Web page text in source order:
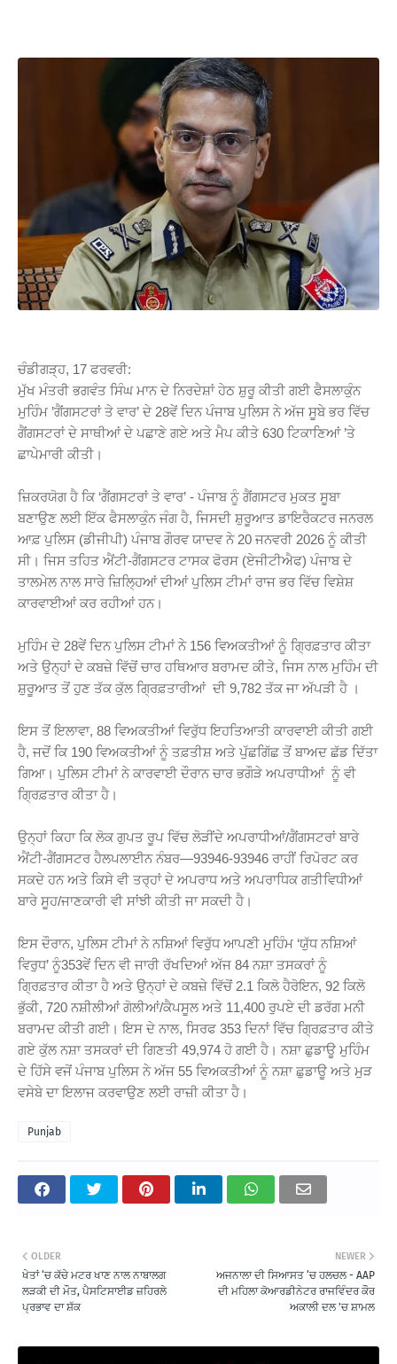
ਚੰਡੀਗੜ੍ਹ, 17 ਫਰਵਰੀ:
ਮੁੱਖ ਮੰਤਰੀ ਭਗਵੰਤ ਸਿੰਘ ਮਾਨ ਦੇ ਨਿਰਦੇਸ਼ਾਂ ਹੇਠ ਸ਼ੁਰੂ ਕੀਤੀ ਗਈ ਫੈਸਲਾਕੁੰਨ
ਮੁਹਿੰਮ ’ਗੈਂਗਸਟਰਾਂ ਤੇ ਵਾਰ’ ਦੇ 28ਵੇਂ ਦਿਨ ਪੰਜਾਬ ਪੁਲਿਸ ਨੇ ਅੱਜ ਸੂਬੇ ਭਰ ਵਿੱਚ
ਗੈਂਗਸਟਰਾਂ ਦੇ ਸਾਥੀਆਂ ਦੇ ਪਛਾਣੇ ਗਏ ਅਤੇ ਮੈਪ ਕੀਤੇ 630 ਟਿਕਾਣਿਆਂ ’ਤੇ
ਛਾਪੇਮਾਰੀ ਕੀਤੀ।
ਜ਼ਿਕਰਯੋਗ ਹੈ ਕਿ ‘ਗੈਂਗਸਟਰਾਂ ਤੇ ਵਾਰ’ - ਪੰਜਾਬ ਨੂੰ ਗੈਂਗਸਟਰ ਮੁਕਤ ਸੂਬਾ
ਬਣਾਉਣ ਲਈ ਇੱਕ ਫੈਸਲਾਕੁੰਨ ਜੰਗ ਹੈ, ਜਿਸਦੀ ਸ਼ੁਰੂਆਤ ਡਾਇਰੈਕਟਰ ਜਨਰਲ
ਆਫ਼ ਪੁਲਿਸ (ਡੀਜੀਪੀ) ਪੰਜਾਬ ਗੌਰਵ ਯਾਦਵ ਨੇ 20 ਜਨਵਰੀ 2026 ਨੂੰ ਕੀਤੀ
ਸੀ। ਜਿਸ ਤਹਿਤ ਐਂਟੀ-ਗੈਂਗਸਟਰ ਟਾਸਕ ਫੋਰਸ (ਏਜੀਟੀਐਫ) ਪੰਜਾਬ ਦੇ
ਤਾਲਮੇਲ ਨਾਲ ਸਾਰੇ ਜ਼ਿਲਿ੍ਹਆਂ ਦੀਆਂ ਪੁਲਿਸ ਟੀਮਾਂ ਰਾਜ ਭਰ ਵਿੱਚ ਵਿਸ਼ੇਸ਼
ਕਾਰਵਾਈਆਂ ਕਰ ਰਹੀਆਂ ਹਨ।
ਮੁਹਿੰਮ ਦੇ 28ਵੇਂ ਦਿਨ ਪੁਲਿਸ ਟੀਮਾਂ ਨੇ 156 ਵਿਅਕਤੀਆਂ ਨੂੰ ਗ੍ਰਿਫ਼ਤਾਰ ਕੀਤਾ
ਅਤੇ ਉਨ੍ਹਾਂ ਦੇ ਕਬਜ਼ੇ ਵਿੱਚੋਂ ਚਾਰ ਹਥਿਆਰ ਬਰਾਮਦ ਕੀਤੇ, ਜਿਸ ਨਾਲ ਮੁਹਿੰਮ ਦੀ
ਸ਼ੁਰੂਆਤ ਤੋਂ ਹੁਣ ਤੱਕ ਕੁੱਲ ਗ੍ਰਿਫ਼ਤਾਰੀਆਂ ਦੀ 9,782 ਤੱਕ ਜਾ ਅੱਪੜੀ ਹੈ ।
ਇਸ ਤੋਂ ਇਲਾਵਾ, 88 ਵਿਅਕਤੀਆਂ ਵਿਰੁੱਧ ਇਹਤਿਆਤੀ ਕਾਰਵਾਈ ਕੀਤੀ ਗਈ
ਹੈ, ਜਦੋਂ ਕਿ 190 ਵਿਅਕਤੀਆਂ ਨੂੰ ਤਫ਼ਤੀਸ਼ ਅਤੇ ਪੁੱਛਗਿੱਛ ਤੋਂ ਬਾਅਦ ਛੱਡ ਦਿੱਤਾ
ਗਿਆ। ਪੁਲਿਸ ਟੀਮਾਂ ਨੇ ਕਾਰਵਾਈ ਦੌਰਾਨ ਚਾਰ ਭਗੌੜੇ ਅਪਰਾਧੀਆਂ ਨੂੰ ਵੀ
ਗ੍ਰਿਫ਼ਤਾਰ ਕੀਤਾ ਹੈ।
ਉਨ੍ਹਾਂ ਕਿਹਾ ਕਿ ਲੋਕ ਗੁਪਤ ਰੂਪ ਵਿੱਚ ਲੋੜੀਂਦੇ ਅਪਰਾਧੀਆਂ/ਗੈਂਗਸਟਰਾਂ ਬਾਰੇ
ਐਂਟੀ-ਗੈਂਗਸਟਰ ਹੈਲਪਲਾਈਨ ਨੰਬਰ—93946-93946 ਰਾਹੀਂ ਰਿਪੋਰਟ ਕਰ
ਸਕਦੇ ਹਨ ਅਤੇ ਕਿਸੇ ਵੀ ਤਰ੍ਹਾਂ ਦੇ ਅਪਰਾਧ ਅਤੇ ਅਪਰਾਧਿਕ ਗਤੀਵਿਧੀਆਂ
ਬਾਰੇ ਸੂਹ/ਜਾਣਕਾਰੀ ਵੀ ਸਾਂਝੀ ਕੀਤੀ ਜਾ ਸਕਦੀ ਹੈ।
ਇਸ ਦੌਰਾਨ, ਪੁਲਿਸ ਟੀਮਾਂ ਨੇ ਨਸ਼ਿਆਂ ਵਿਰੁੱਧ ਆਪਣੀ ਮੁਹਿੰਮ ‘ਯੁੱਧ ਨਸ਼ਿਆਂ
ਵਿਰੁਧ’ ਨੂੰ353ਵੇਂ ਦਿਨ ਵੀ ਜਾਰੀ ਰੱਖਦਿਆਂ ਅੱਜ 84 ਨਸ਼ਾ ਤਸਕਰਾਂ ਨੂੰ
ਗ੍ਰਿਫ਼ਤਾਰ ਕੀਤਾ ਹੈ ਅਤੇ ਉਨ੍ਹਾਂ ਦੇ ਕਬਜ਼ੇ ਵਿੱਚੋਂ 2.1 ਕਿਲੋ ਹੈਰੋਇਨ, 92 ਕਿਲੋ
ਭੁੱਕੀ, 720 ਨਸ਼ੀਲੀਆਂ ਗੋਲੀਆਂ/ਕੈਪਸੂਲ ਅਤੇ 11,400 ਰੁਪਏ ਦੀ ਡਰੱਗ ਮਨੀ
ਬਰਾਮਦ ਕੀਤੀ ਗਈ। ਇਸ ਦੇ ਨਾਲ, ਸਿਰਫ 353 ਦਿਨਾਂ ਵਿੱਚ ਗ੍ਰਿਫ਼ਤਾਰ ਕੀਤੇ
ਗਏ ਕੁੱਲ ਨਸ਼ਾ ਤਸਕਰਾਂ ਦੀ ਗਿਣਤੀ 49,974 ਹੋ ਗਈ ਹੈ। ਨਸ਼ਾ ਛੁਡਾਊ ਮੁਹਿੰਮ
ਦੇ ਹਿੱਸੇ ਵਜੋਂ ਪੰਜਾਬ ਪੁਲਿਸ ਨੇ ਅੱਜ 55 ਵਿਅਕਤੀਆਂ ਨੂੰ ਨਸ਼ਾ ਛੁਡਾਊ ਅਤੇ ਮੁੜ
ਵਸੇਬੇ ਦਾ ਇਲਾਜ ਕਰਵਾਉਣ ਲਈ ਰਾਜ਼ੀ ਕੀਤਾ ਹੈ।
Punjab
NEWER
ਅਜਨਾਲਾ ਦੀ ਸਿਆਸਤ ‘ਚ ਹਲਚਲ - AAP
ਦੀ ਮਹਿਲਾ ਕੋਆਰਡੀਨੇਟਰ ਰਾਜਵਿੰਦਰ ਕੌਰ
ਅਕਾਲੀ ਦਲ 'ਚ ਸ਼ਾਮਲ
OLDER
ਖੇਤਾਂ ‘ਚ ਕੱਚੇ ਮਟਰ ਖਾਣ ਨਾਲ ਨਾਬਾਲਗ
ਲੜਕੀ ਦੀ ਮੌਤ, ਪੈਸਟਿਸਾਈਡ ਜ਼ਹਿਰਲੇ
ਪ੍ਰਭਾਵ ਦਾ ਸ਼ੱਕ